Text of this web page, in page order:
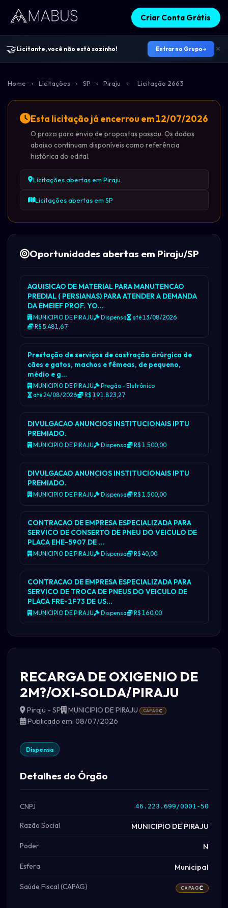
Criar Conta Grátis
🤝Licitante, você não está sozinho! Entrar no Grupo
Home › Licitações › SP › Piraju › Licitação 2663
Esta licitação já encerrou em 12/07/2026
O prazo para envio de propostas passou. Os dados
abaixo continuam disponíveis como referência
histórica do edital.
Licitações abertas em Piraju
Licitações abertas em SP
Oportunidades abertas em Piraju/SP
AQUISICAO DE MATERIAL PARA MANUTENCAO
PREDIAL ( PERSIANAS) PARA ATENDER A DEMANDA
DA EMEIEF PROF. YO…
MUNICIPIO DE PIRAJU Dispensa
até 13/08/2026
R$ 5.481,67
Prestação de serviços de castração cirúrgica de
cães e gatos, machos e fêmeas, de pequeno,
médio e g…
MUNICIPIO DE PIRAJU
Pregão - Eletrônico
até 24/08/2026
R$ 191.823,27
DIVULGACAO ANUNCIOS INSTITUCIONAIS IPTU
PREMIADO.
MUNICIPIO DE PIRAJU Dispensa R$ 1.500,00
DIVULGACAO ANUNCIOS INSTITUCIONAIS IPTU
PREMIADO.
MUNICIPIO DE PIRAJU Dispensa R$ 1.500,00
CONTRACAO DE EMPRESA ESPECIALIZADA PARA
SERVICO DE CONSERTO DE PNEU DO VEICULO DE
PLACA EHE-5907 DE …
MUNICIPIO DE PIRAJU Dispensa R$ 40,00
CONTRACAO DE EMPRESA ESPECIALIZADA PARA
SERVICO DE TROCA DE PNEUS DO VEICULO DE
PLACA FRE-1F73 DE US…
MUNICIPIO DE PIRAJU Dispensa R$ 160,00
RECARGA DE OXIGENIO DE
2M?/OXI-SOLDA/PIRAJU
Piraju - SP MUNICIPIO DE PIRAJU CAPAGC
Publicado em: 08/07/2026
Dispensa
Detalhes do Órgão
CNPJ 46.223.699/0001-50
Razão Social MUNICIPIO DE PIRAJU
Poder N
Esfera Municipal
Saúde Fiscal (CAPAG) CAPAGC